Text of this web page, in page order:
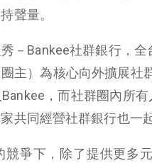
聲量。
－ Bankee社群銀行，全
主）為核心向外擴展社
Bankee ，而社群圈內所
共同經營社群銀行也一
競爭下，除了提供更多